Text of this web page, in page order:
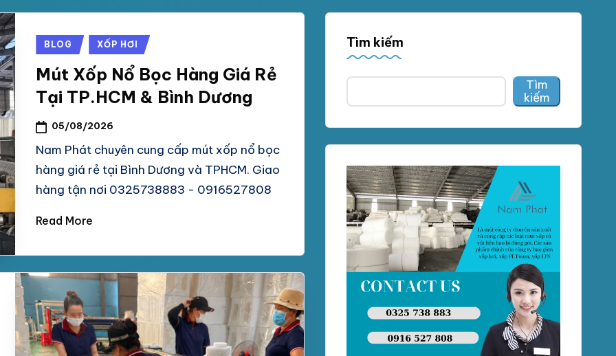
Posted
BLOG XỐP HƠI
Mút Xốp Nổ Bọc Hàng Giá Rẻ
Tại TP.HCM & Bình Dương
05/08/2026
Nam Phát chuyên cung cấp mút xốp nổ bọc
hàng giá rẻ tại Bình Dương và TPHCM. Giao
hàng tận nơi 0325738883 - 0916527808
Read More
Tìm kiếm
Tìm
kiếm